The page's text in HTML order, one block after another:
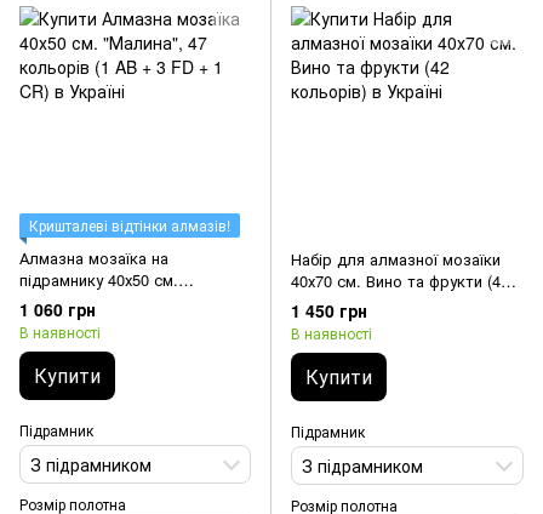
Кришталеві відтінки алмазів!
Алмазна мозаїка на
підрамнику 40х50 см.
"Малина", 47 кольорів (1 AB +
3 FD + 1 CR)
1 060 грн
В наявності
Купити
Підрамник
З підрамником
Розмір полотна
Набір для алмазної мозаїки
40х70 см. Вино та фрукти (42
кольорів)
1 450 грн
В наявності
Купити
Підрамник
З підрамником
Розмір полотна